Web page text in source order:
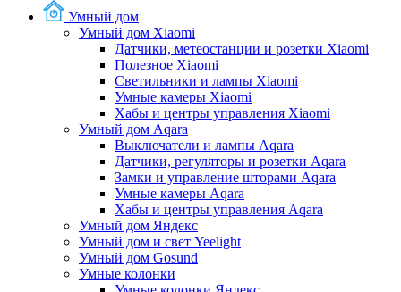
Умный дом
Умный дом Xiaomi
Датчики, метеостанции и розетки Xiaomi
Полезное Xiaomi
Светильники и лампы Xiaomi
Умные камеры Xiaomi
Хабы и центры управления Xiaomi
Умный дом Aqara
Выключатели и лампы Aqara
Датчики, регуляторы и розетки Aqara
Замки и управление шторами Aqara
Умные камеры Aqara
Хабы и центры управления Aqara
Умный дом Яндекс
Умный дом и свет Yeelight
Умный дом Gosund
Умные колонки